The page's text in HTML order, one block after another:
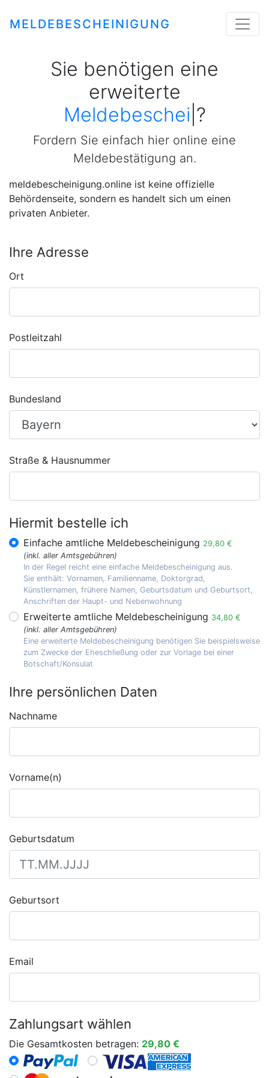
MELDEBESCHEINIGUNG
Sie benötigen eine
erweiterte
Meldebescheinigu
Fordern Sie einfach hier online eine
Meldebestätigung an.
meldebescheinigung.online ist keine offizielle
Behördenseite, sondern es handelt sich um einen
privaten Anbieter.
Ihre Adresse
Ort
Postleitzahl
Bundesland
Straße & Hausnummer
Hiermit bestelle ich
Einfache amtliche Meldebescheinigung 29,80 €
(inkl. aller Amtsgebühren)
In der Regel reicht eine einfache Meldebescheinigung aus.
Sie enthält: Vornamen, Familienname, Doktorgrad,
Künstlernamen, frühere Namen, Geburtsdatum und Geburtsort,
Anschriften der Haupt- und Nebenwohnung
Erweiterte amtliche Meldebescheinigung 34,80 €
(inkl. aller Amtsgebühren)
Eine erweiterte Meldebescheinigung benötigen Sie beispielsweise
zum Zwecke der Eheschließung oder zur Vorlage bei einer
Botschaft/Konsulat
Ihre persönlichen Daten
Nachname
Vorname(n)
Geburtsdatum
Geburtsort
Email
Zahlungsart wählen
Die Gesamtkosten betragen: 29,80 €